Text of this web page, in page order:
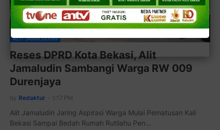
ALIT JAMALUDDIN
Reses DPRD Kota Bekasi, Alit
Jamaludin Sambangi Warga RW 009
Durenjaya
by Redaktur 1:17 PM
Alit Jamaludin Jaring Aspirasi Warga Mulai Pematusan Kali
Bekasi Sampai Bedah Rumah Rutilahu Pen…